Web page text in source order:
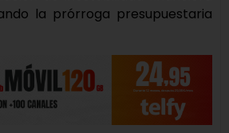
la prórroga presupuestaria